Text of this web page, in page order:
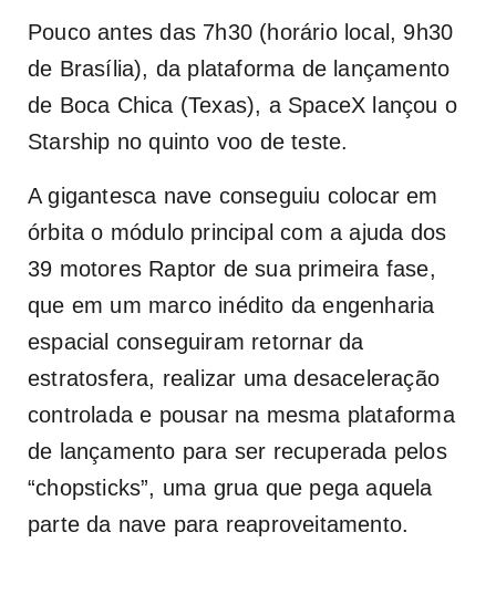
Pouco antes das 7h30 (horário local, 9h30
de Brasília), da plataforma de lançamento
de Boca Chica (Texas), a SpaceX lançou o
Starship no quinto voo de teste.
A gigantesca nave conseguiu colocar em
órbita o módulo principal com a ajuda dos
39 motores Raptor de sua primeira fase,
que em um marco inédito da engenharia
espacial conseguiram retornar da
estratosfera, realizar uma desaceleração
controlada e pousar na mesma plataforma
de lançamento para ser recuperada pelos
“chopsticks”, uma grua que pega aquela
parte da nave para reaproveitamento.